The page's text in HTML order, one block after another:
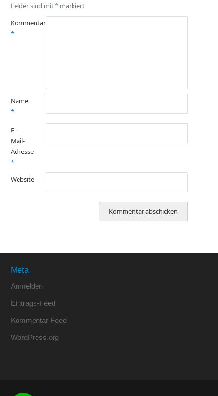
Felder sind mit*markiert
Kommentar
*
Name
*
E-
Mail-
Adresse
*
Website
Meta
Anmelden
Eintrags-Feed
Kommentar-Feed
WordPress.org